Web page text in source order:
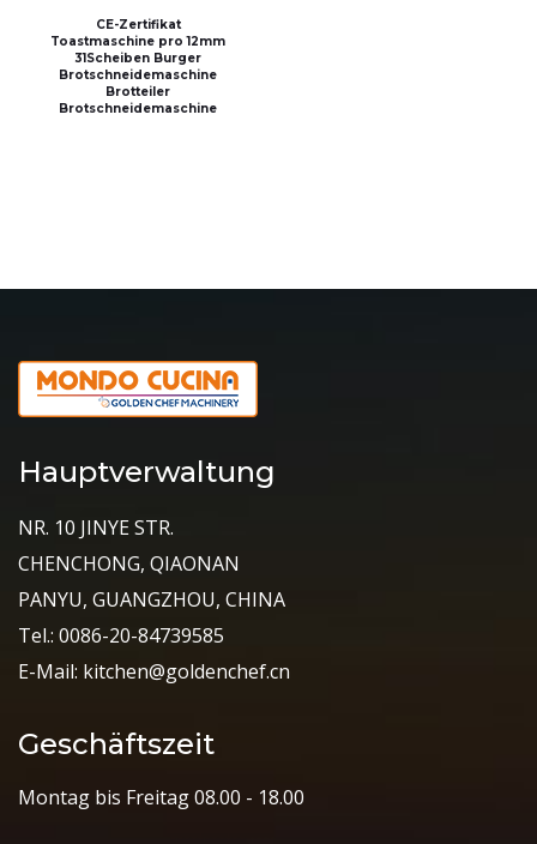
CE-Zertifikat
Toastmaschine pro 12mm
31Scheiben Burger
Brotschneidemaschine
Brotteiler
Brotschneidemaschine
Hauptverwaltung
NR. 10 JINYE STR.
CHENCHONG, QIAONAN
PANYU, GUANGZHOU, CHINA
Tel.: 0086-20-84739585
E-Mail: kitchen@goldenchef.cn
Geschäftszeit
Montag bis Freitag 08.00 - 18.00